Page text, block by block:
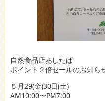
自然食品店あしたば
ポイント２倍セールのお知ら
５月29(金)30日(土)
AM10:00〜PM7:00